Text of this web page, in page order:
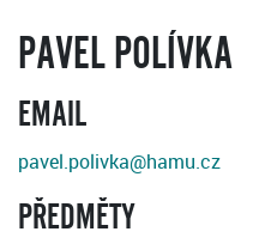
PAVEL POLÍVKA
EMAIL
pavel.polivka@hamu.cz
PŘEDMĚTY